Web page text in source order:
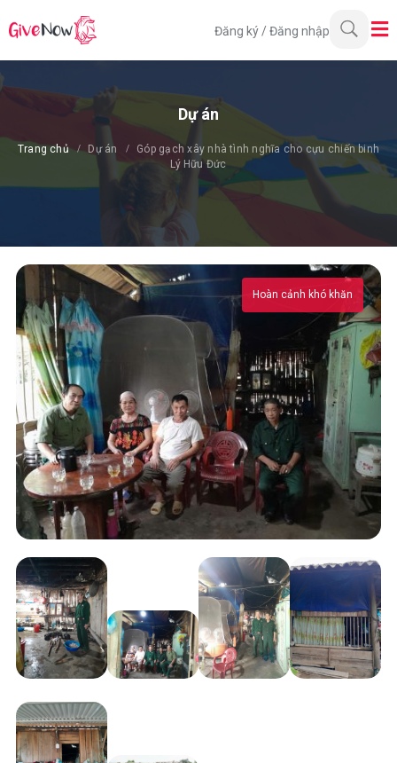
Đăng ký /Đăng nhập
Dự án
Trang chủ Dự án
Góp gạch xây nhà tình nghĩa cho cựu chiến binh
Lý Hữu Đức
Hoàn cảnh khó khăn